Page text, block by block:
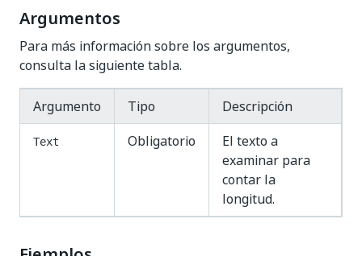
Argumentos
Para más información sobre los argumentos,
consulta la siguiente tabla.
Argumento Tipo Descripción
Text Obligatorio
El texto a
examinar para
contar la
longitud.